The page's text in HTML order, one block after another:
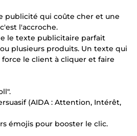
publicité qui coûte cher et une
l'accroche.
le texte publicitaire parfait
plusieurs produits. Un texte qui
le client à cliquer et faire
(AIDA : Attention, Intérêt,
émojis pour booster le clic.